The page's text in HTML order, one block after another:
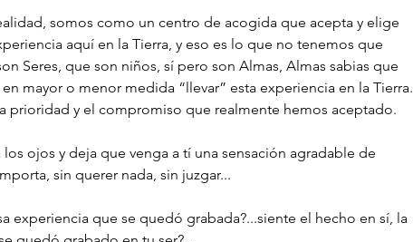
somos como un centro de acogida que acepta y elige
aquí en la Tierra, y eso es lo que no tenemos que
Seres, que son niños, sí pero son Almas, Almas sabias que
mayor o menor medida “llevar” esta experiencia en la Tierra.
prioridad y el compromiso que realmente hemos aceptado.
ojos y deja que venga a tí una sensación agradable de
sin querer nada, sin juzgar...
experiencia que se quedó grabada?...siente el hecho en sí, la